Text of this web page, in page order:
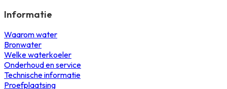
Informatie
Waarom water
Bronwater
Welke waterkoeler
Onderhoud en service
Technische informatie
Proefplaatsing